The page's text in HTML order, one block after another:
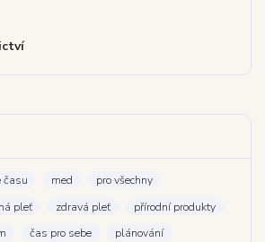
času med
pro všechny
pleť zdravá pleť
přírodní produkty
čas pro sebe
plánování